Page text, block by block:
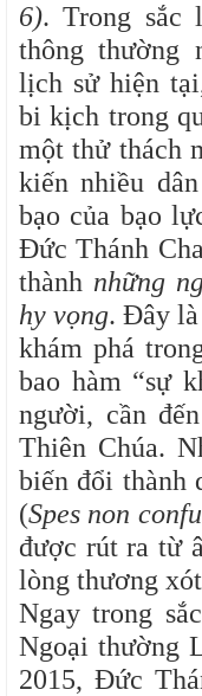
6). Trong sắc
thông thường
lịch sử hiện
bi kịch trong
một thử thách
kiến ​​nhiều
bạo của bạo
Đức Thánh
thành những
hy vọng. Đây là
khám phá
bao hàm “sự
người, cần
Thiên Chúa.
biến đổi thành
(Spes non
được rút ra từ
lòng thương
Ngay trong
Ngoại thường
2015, Đức